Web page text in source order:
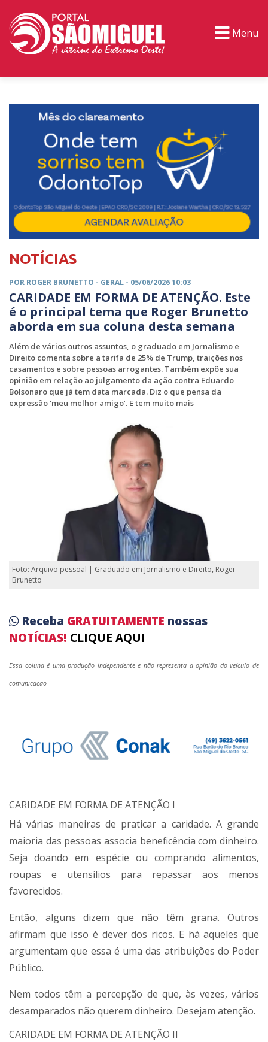
Menu
NOTÍCIAS
POR ROGER BRUNETTO - GERAL - 05/06/2026 10:03
CARIDADE EM FORMA DE ATENÇÃO. Este
é o principal tema que Roger Brunetto
aborda em sua coluna desta semana
Além de vários outros assuntos, o graduado em Jornalismo e
Direito comenta sobre a tarifa de 25% de Trump, traições nos
casamentos e sobre pessoas arrogantes. Também expõe sua
opinião em relação ao julgamento da ação contra Eduardo
Bolsonaro que já tem data marcada. Diz o que pensa da
expressão ‘meu melhor amigo’. E tem muito mais
Foto: Arquivo pessoal | Graduado em Jornalismo e Direito, Roger
Brunetto
Receba GRATUITAMENTE nossas
NOTÍCIAS! CLIQUE AQUI
Essa coluna é uma produção independente e não representa a opinião do veículo de
comunicação
CARIDADE EM FORMA DE ATENÇÃO I
Há várias maneiras de praticar a caridade. A grande
maioria das pessoas associa beneficência com dinheiro.
Seja doando em espécie ou comprando alimentos,
roupas e utensílios para repassar aos menos
favorecidos.
Então, alguns dizem que não têm grana. Outros
afirmam que isso é dever dos ricos. E há aqueles que
argumentam que essa é uma das atribuições do Poder
Público.
Nem todos têm a percepção de que, às vezes, vários
desamparados não querem dinheiro. Desejam atenção.
CARIDADE EM FORMA DE ATENÇÃO II